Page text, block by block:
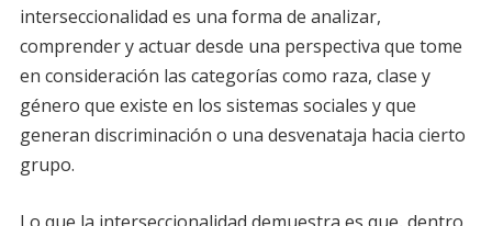
interseccionalidad es una forma de analizar,
comprender y actuar desde una perspectiva que tome
en consideración las categorías como raza, clase y
género que existe en los sistemas sociales y que
generan discriminación o una desvenataja hacia cierto
grupo.